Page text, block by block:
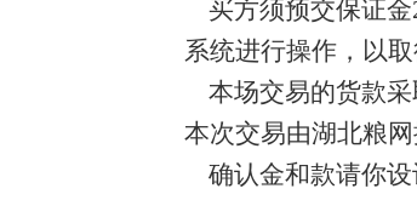
买方须预交保证
系统进行操作，以
本场交易的货款
本次交易由湖北粮
确认金和款请你